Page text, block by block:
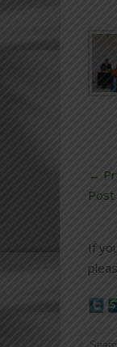
←
Post
If